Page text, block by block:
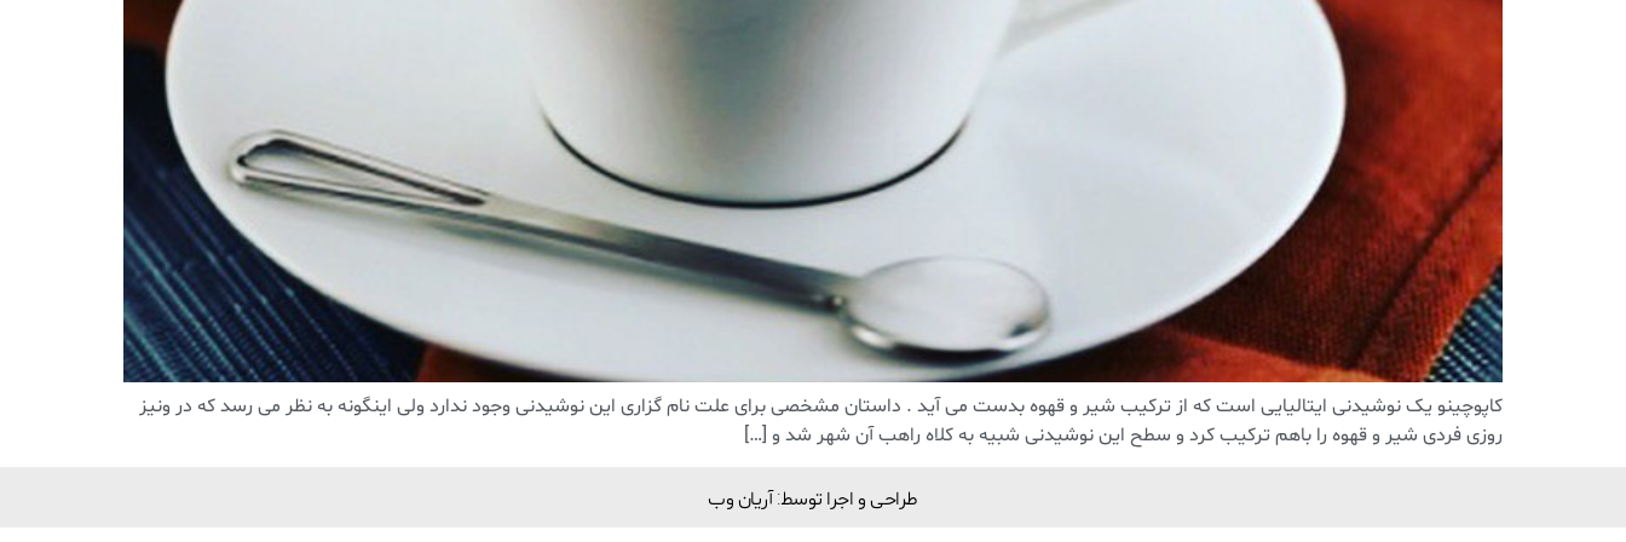
کاپوچینو یک نوشیدنی ایتالیایی است که از ترکیب شیر و قهوه بدست می آید . داستان مشخصی‌ برای علت نام گزاری این نوشیدنی وجود ندارد ولی اینگونه به نظر می رسد که در ونیز
روزی فردی شیر و قهوه را باهم ترکیب کرد و سطح این نوشیدنی شبیه به کلاه راهب آن شهر شد و […]
طراحی و اجرا توسط: آریان وب